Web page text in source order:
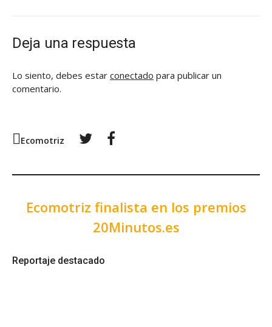
Deja una respuesta
Lo siento, debes estar conectado para publicar un
comentario.
Ecomotriz Twitter
Ecomotriz finalista en los premios
20Minutos.es
Reportaje destacado